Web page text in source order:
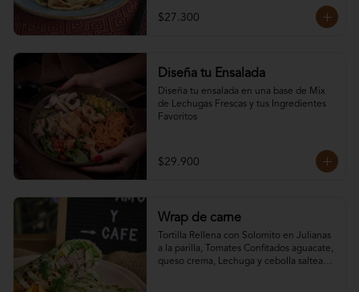
$27.300
Diseña tu Ensalada
Diseña tu ensalada en una base de Mix
de Lechugas Frescas y tus Ingredientes
Favoritos
$29.900
Wrap de carne
Tortilla Rellena con Solomito en Julianas
a la parilla, Tomates Confitados aguacate,
queso crema, Lechuga y cebolla salteada,